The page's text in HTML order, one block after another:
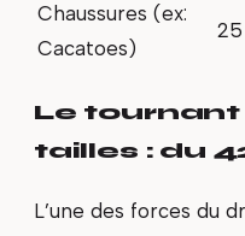
Chaussures (ex:
Cacatoes)
Le
tailles : du
L’une des forces du